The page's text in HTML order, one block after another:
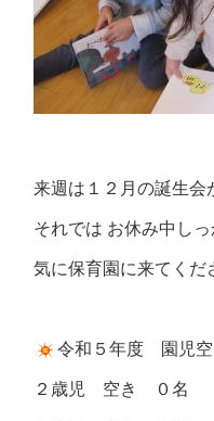
来週は１２月の誕生会
それでは お休み中し
気に保育園に来てくだ
令和５年度 園児空
２歳児 空き ０名